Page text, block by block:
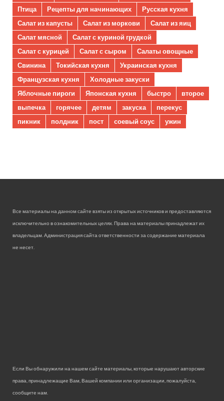
Птица
Рецепты для начинающих
Русская кухня
Салат из капусты
Салат из моркови
Салат из яиц
Салат мясной
Салат с куриной грудкой
Салат с курицей
Салат с сыром
Салаты овощные
Свинина
Токийская кухня
Украинская кухня
Французская кухня
Холодные закуски
Яблочные пироги
Японская кухня быстро
второе
выпечка
горячее детям закуска
перекус
пикник
полдник пост соевый соус ужин
Все материалы на данном сайте взяты из открытых источников и предоставляются
исключительно в ознакомительных целях. Права на материалы принадлежат их
владельцам. Администрация сайта ответственности за содержание материала
не несет.
Если Вы обнаружили на нашем сайте материалы, которые нарушают авторские
права, принадлежащие Вам, Вашей компании или организации, пожалуйста,
сообщите нам.